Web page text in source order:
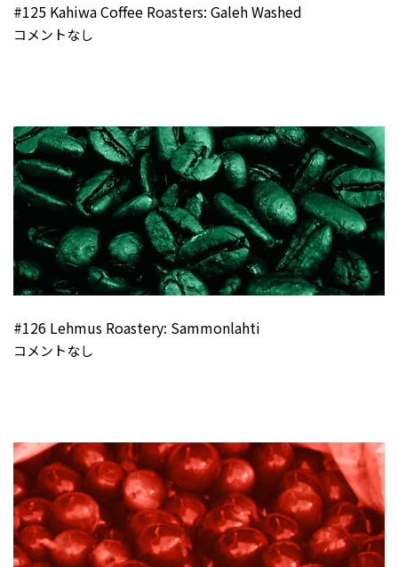
#125 Kahiwa Coffee Roasters: Galeh Washed
コメントなし
#126 Lehmus Roastery: Sammonlahti
コメントなし